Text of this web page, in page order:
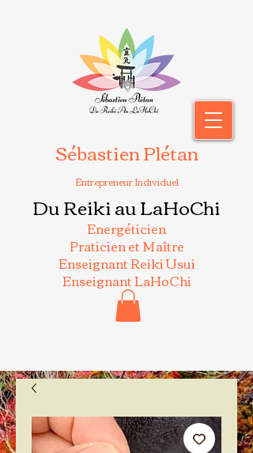
Sébastien Plétan
Entrepreneur Individuel
Du Reiki au LaHoChi
Energéticien
Praticien et Maître
Enseignant Reiki Usui
Enseignant LaHoChi